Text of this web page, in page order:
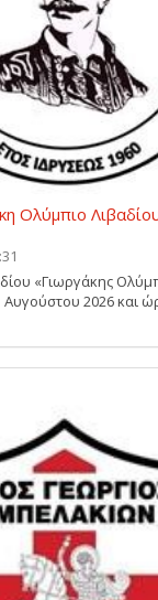
Ολύμπιο
«Γιωργάκης
Αυγούστου 2026 και